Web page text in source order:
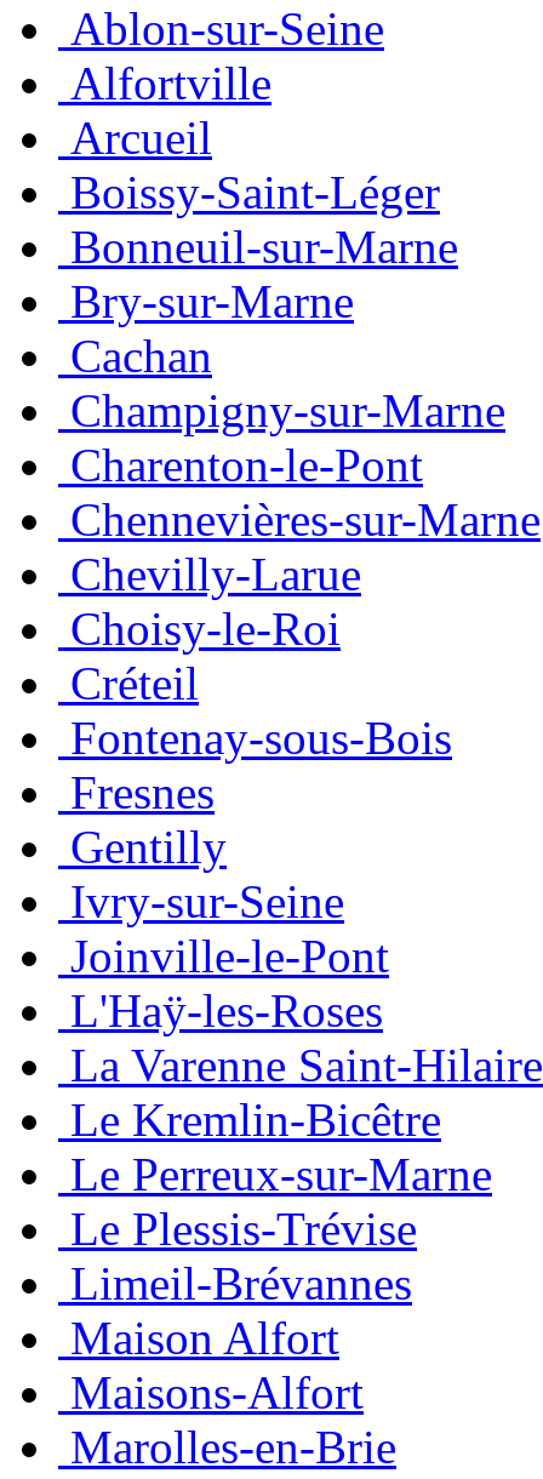
Ablon-sur-Seine
Alfortville
Arcueil
Boissy-Saint-Léger
Bonneuil-sur-Marne
Bry-sur-Marne
Cachan
Champigny-sur-Marne
Charenton-le-Pont
Chennevières-sur-Marne
Chevilly-Larue
Choisy-le-Roi
Créteil
Fontenay-sous-Bois
Fresnes
Gentilly
Ivry-sur-Seine
Joinville-le-Pont
L'Haÿ-les-Roses
La Varenne Saint-Hilaire
Le Kremlin-Bicêtre
Le Perreux-sur-Marne
Le Plessis-Trévise
Limeil-Brévannes
Maison Alfort
Maisons-Alfort
Marolles-en-Brie